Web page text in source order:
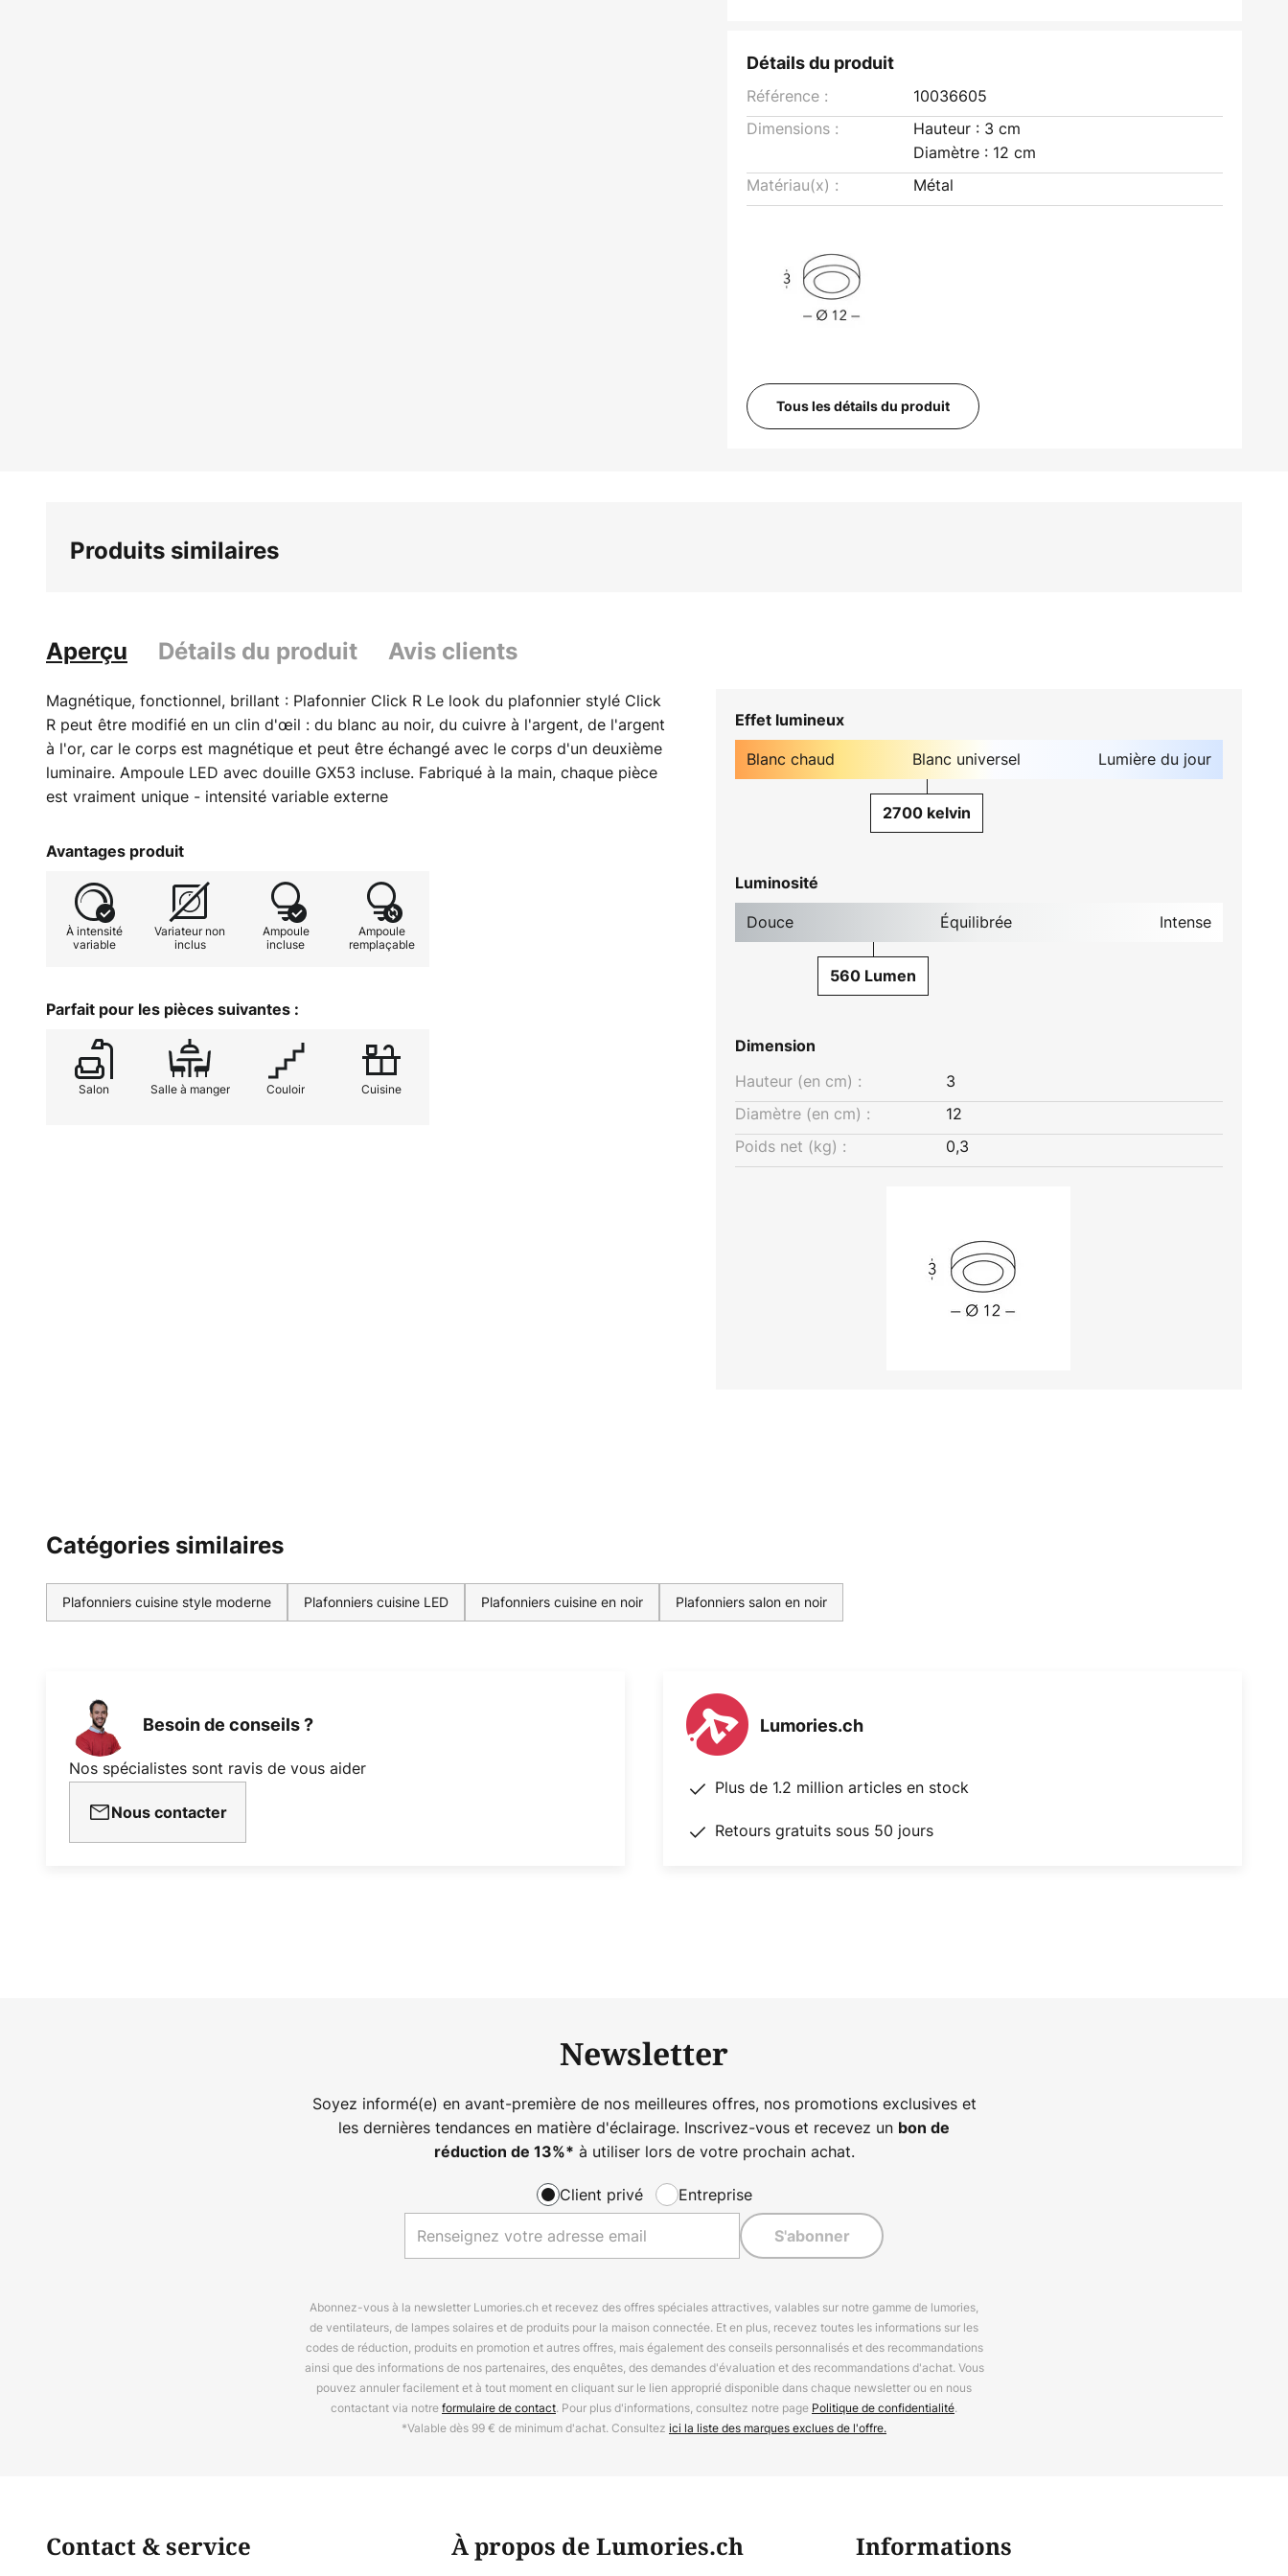
Détails du produit
Référence :
10036605
Dimensions :
Hauteur : 3 cm
Diamètre : 12 cm
Matériau(x) :
Métal
Tous les détails du produit
Produits similaires
Aperçu Détails du produit Avis clients
Magnétique, fonctionnel, brillant : Plafonnier Click R Le look du plafonnier stylé Click
R peut être modifié en un clin d'œil : du blanc au noir, du cuivre à l'argent, de l'argent
à l'or, car le corps est magnétique et peut être échangé avec le corps d'un deuxième
luminaire. Ampoule LED avec douille GX53 incluse. Fabriqué à la main, chaque pièce
est vraiment unique - intensité variable externe
Avantages produit
À intensité
variable
Variateur non
inclus
Ampoule
incluse
Ampoule
remplaçable
Parfait pour les pièces suivantes :
Salon Salle à manger Couloir Cuisine
Effet lumineux
Blanc chaud Blanc universel Lumière du jour
2700 kelvin
Luminosité
Douce Équilibrée Intense
560 Lumen
Dimension
Hauteur (en cm) :
3
Diamètre (en cm) :
12
Poids net (kg) :
0,3
Catégories similaires
Plafonniers cuisine style moderne Plafonniers cuisine LED Plafonniers cuisine en noir Plafonniers salon en noir
Besoin de conseils ?
Nos spécialistes sont ravis de vous aider
Nous contacter
Lumories.ch
Plus de 1.2 million articles en stock
Retours gratuits sous 50 jours
Newsletter
Soyez informé(e) en avant-première de nos meilleures offres, nos promotions exclusives et
les dernières tendances en matière d'éclairage. Inscrivez-vous et recevez un bon de
réduction de 13%* à utiliser lors de votre prochain achat.
Client privé Entreprise
S'abonner
Abonnez-vous à la newsletter Lumories.ch et recevez des offres spéciales attractives, valables sur notre gamme de lumories,
de ventilateurs, de lampes solaires et de produits pour la maison connectée. Et en plus, recevez toutes les informations sur les
codes de réduction, produits en promotion et autres offres, mais également des conseils personnalisés et des recommandations
ainsi que des informations de nos partenaires, des enquêtes, des demandes d'évaluation et des recommandations d'achat. Vous
pouvez annuler facilement et à tout moment en cliquant sur le lien approprié disponible dans chaque newsletter ou en nous
contactant via notreformulaire de contact. Pour plus d'informations, consultez notre page Politique de confidentialité.
*Valable dès 99 € de minimum d'achat. Consultez ici la liste des marques exclues de l'offre.
Contact & service À propos de Lumories.ch Informations